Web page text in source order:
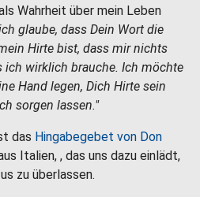
Wahrheit über mein Leben
glaube, dass Dein Wort die
Hirte bist, dass mir nichts
ich wirklich brauche. Ich möchte
Hand legen, Dich Hirte sein
sorgen lassen."
das Hingabegebet von Don
Italien, , das uns dazu einlädt,
zu überlassen.